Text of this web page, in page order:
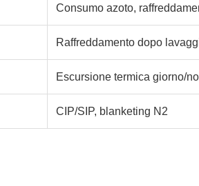
Consumo azoto,
Raffreddamento dopo
Escursione termica giorno/
CIP/SIP, blanketing N2